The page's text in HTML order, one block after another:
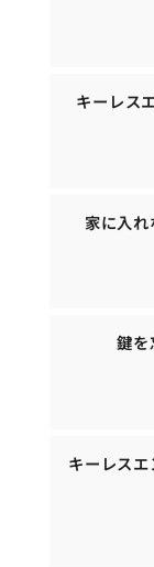
キーレス
家に入
鍵を
キーレス